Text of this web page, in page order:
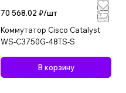
70 568.02 ₽/шт
Коммутатор Cisco Catalyst
WS-C3750G-48TS-S
В корзину